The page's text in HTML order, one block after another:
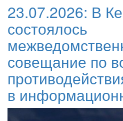
23.07.2026: В
состоялось
совещание по
в